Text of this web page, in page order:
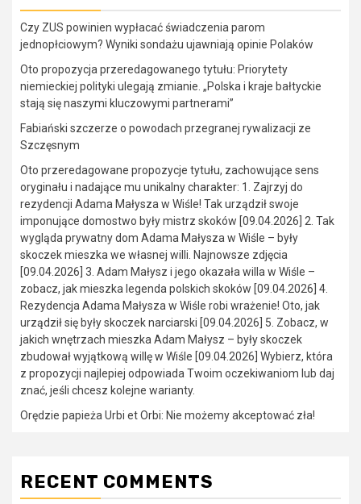
Czy ZUS powinien wypłacać świadczenia parom
jednopłciowym? Wyniki sondażu ujawniają opinie Polaków
Oto propozycja przeredagowanego tytułu: Priorytety
niemieckiej polityki ulegają zmianie. „Polska i kraje bałtyckie
stają się naszymi kluczowymi partnerami”
Fabiański szczerze o powodach przegranej rywalizacji ze
Szczęsnym
Oto przeredagowane propozycje tytułu, zachowujące sens
oryginału i nadające mu unikalny charakter: 1. Zajrzyj do
rezydencji Adama Małysza w Wiśle! Tak urządził swoje
imponujące domostwo były mistrz skoków [09.04.2026] 2. Tak
wygląda prywatny dom Adama Małysza w Wiśle – były
skoczek mieszka we własnej willi. Najnowsze zdjęcia
[09.04.2026] 3. Adam Małysz i jego okazała willa w Wiśle –
zobacz, jak mieszka legenda polskich skoków [09.04.2026] 4.
Rezydencja Adama Małysza w Wiśle robi wrażenie! Oto, jak
urządził się były skoczek narciarski [09.04.2026] 5. Zobacz, w
jakich wnętrzach mieszka Adam Małysz – były skoczek
zbudował wyjątkową willę w Wiśle [09.04.2026] Wybierz, która
z propozycji najlepiej odpowiada Twoim oczekiwaniom lub daj
znać, jeśli chcesz kolejne warianty.
Orędzie papieża Urbi et Orbi: Nie możemy akceptować zła!
RECENT COMMENTS